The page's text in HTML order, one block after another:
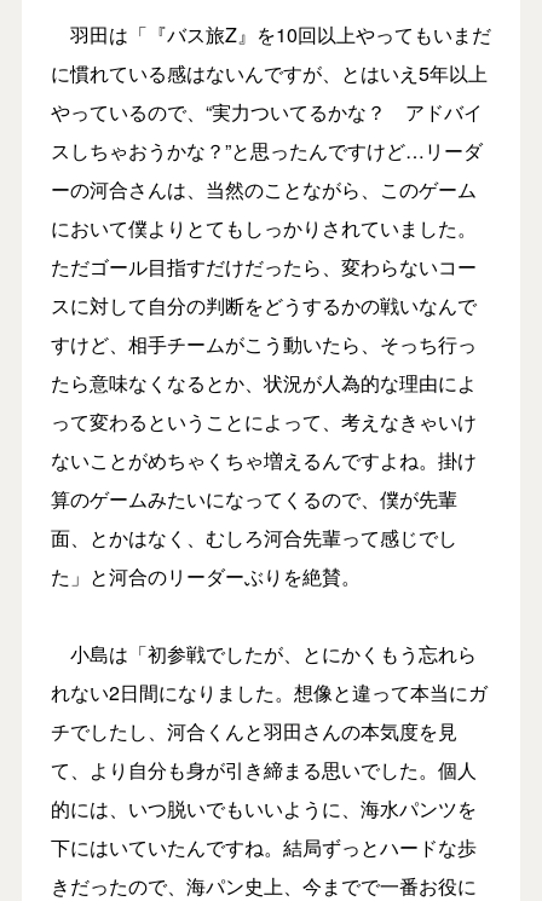
羽田は「『バス旅Z』を10回以上やってもいまだ
に慣れている感はないんですが、とはいえ5年以上
やっているので、“実力ついてるかな？ アドバイ
スしちゃおうかな？”と思ったんですけど…リーダ
ーの河合さんは、当然のことながら、このゲーム
において僕よりとてもしっかりされていました。
ただゴール目指すだけだったら、変わらないコー
スに対して自分の判断をどうするかの戦いなんで
すけど、相手チームがこう動いたら、そっち行っ
たら意味なくなるとか、状況が人為的な理由によ
って変わるということによって、考えなきゃいけ
ないことがめちゃくちゃ増えるんですよね。掛け
算のゲームみたいになってくるので、僕が先輩
面、とかはなく、むしろ河合先輩って感じでし
た」と河合のリーダーぶりを絶賛。
小島は「初参戦でしたが、とにかくもう忘れら
れない2日間になりました。想像と違って本当にガ
チでしたし、河合くんと羽田さんの本気度を見
て、より自分も身が引き締まる思いでした。個人
的には、いつ脱いでもいいように、海水パンツを
下にはいていたんですね。結局ずっとハードな歩
きだったので、海パン史上、今までで一番お役に